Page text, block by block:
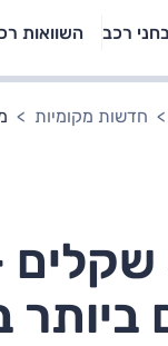
רכב השוואות
באיזה רכב פנאי נוסעת
חדשות מקומיות מ-59,000
מ-59,000